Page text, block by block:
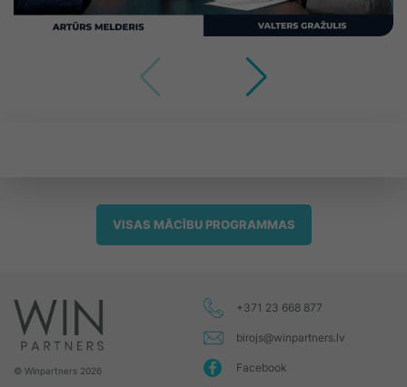
VISAS MĀCĪBU PROGRAMMAS
© Winpartners 2026
+371 23 668 877
birojs@winpartners.lv
Facebook